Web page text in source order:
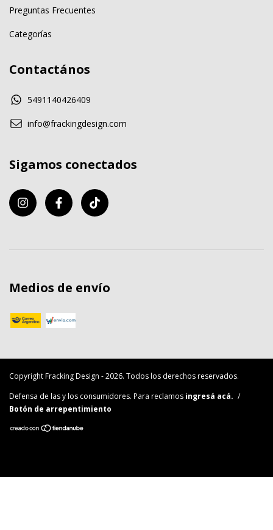
Preguntas Frecuentes
Categorías
Contactános
5491140426409
info@frackingdesign.com
Sigamos conectados
Medios de envío
Copyright Fracking Design - 2026. Todos los derechos reservados.
Defensa de las y los consumidores. Para reclamos ingresá acá. /
Botón de arrepentimiento